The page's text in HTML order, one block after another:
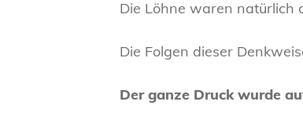
Die Löhne waren natürlich
Die Folgen dieser
Der ganze Druck wurde